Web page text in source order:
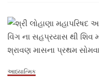
આધ્યાત્મિક
સંસ્કાર
કેન્દ્ર
દ્વારા
આધ્યાત્મિક